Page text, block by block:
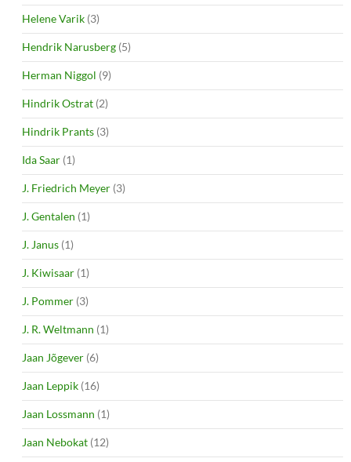
Helene Varik (3)
Hendrik Narusberg (5)
Herman Niggol (9)
Hindrik Ostrat (2)
Hindrik Prants (3)
Ida Saar (1)
J. Friedrich Meyer (3)
J. Gentalen (1)
J. Janus (1)
J. Kiwisaar (1)
J. Pommer (3)
J. R. Weltmann (1)
Jaan Jõgever (6)
Jaan Leppik (16)
Jaan Lossmann (1)
Jaan Nebokat (12)